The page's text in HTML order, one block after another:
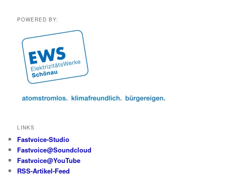
POWERED BY:
LINKS
Fastvoice-Studio
Fastvoice@Soundcloud
Fastvoice@YouTube
RSS-Artikel-Feed